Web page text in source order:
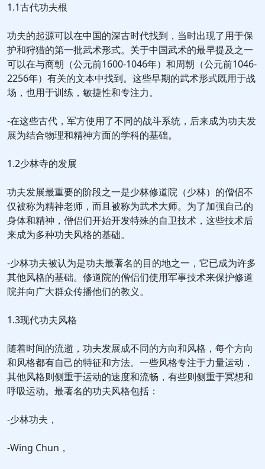
1.1古代功夫根
功夫的起源可以在中国的深古时代找到，当时出现了用于保
护和狩猎的第一批武术形式。关于中国武术的最早提及之一
可以在与商朝（公元前1600-1046年）和周朝（公元前1046-
2256年）有关的文本中找到。这些早期的武术形式既用于战
场，也用于训练，敏捷性和专注力。
-在这些古代，军方使用了不同的战斗系统，后来成为功夫发
展为结合物理和精神方面的学科的基础。
1.2少林寺的发展
功夫发展最重要的阶段之一是少林修道院（少林）的僧侣不
仅被称为精神老师，而且被称为武术大师。为了加强自己的
身体和精神，僧侣们开始开发特殊的自卫技术，这些技术后
来成为多种功夫风格的基础。
-少林功夫被认为是功夫最著名的目的地之一，它已成为许多
其他风格的基础。修道院的僧侣们使用军事技术来保护修道
院并向广大群众传播他们的教义。
1.3现代功夫风格
随着时间的流逝，功夫发展成不同的方向和风格，每个方向
和风格都有自己的特征和方法。一些风格专注于力量运动，
其他风格则侧重于运动的速度和流畅，有些则侧重于冥想和
呼吸运动。最著名的功夫风格包括：
-少林功夫，
-Wing Chun，